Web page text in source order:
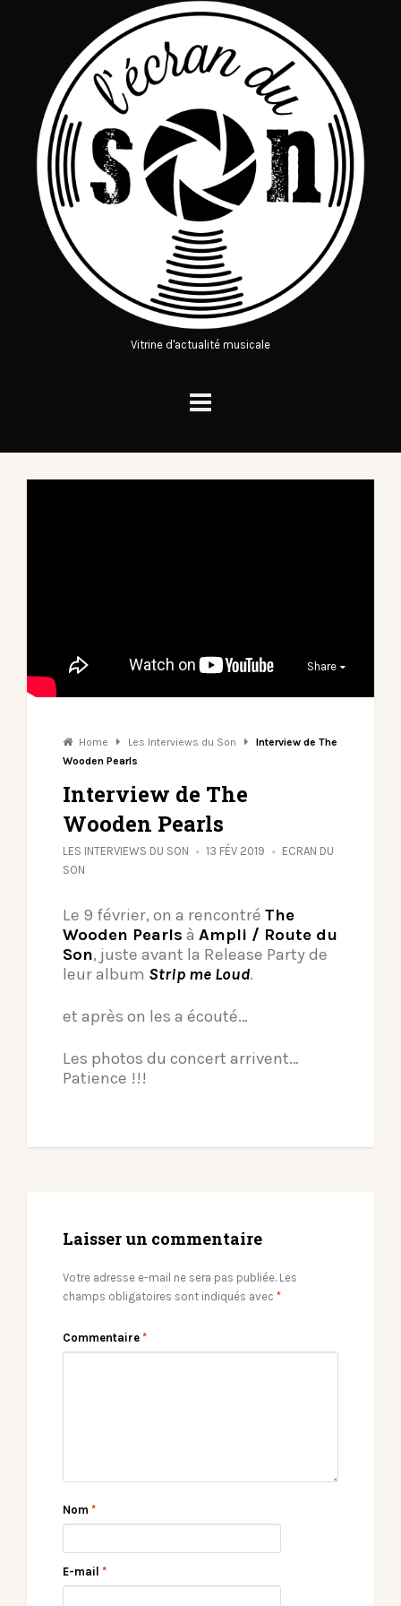
Vitrine d'actualité musicale
Share
Home Les Interviews du Son
Interview de The
Wooden Pearls
Interview de The
Wooden Pearls
LES INTERVIEWS DU SON 13 FÉV 2019
ECRAN DU
SON
Le 9 février, on a rencontré The
Wooden Pearls à Ampli / Route du
Son, juste avant la Release Party de
leur album Strip me Loud.
et après on les a écouté…
Les photos du concert arrivent…
Patience !!!
Laisser un commentaire
Votre adresse e-mail ne sera pas publiée. Les
champs obligatoires sont indiqués avec *
Commentaire *
Nom *
E-mail *